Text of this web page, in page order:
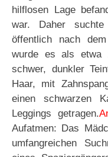
hilflosen Lage
war. Daher
öffentlich nach
wurde es als etwa
schwer, dunkler
Haar, mit
einen schwarzen
Leggings getragen.
Aufatmen: Das
umfangreichen